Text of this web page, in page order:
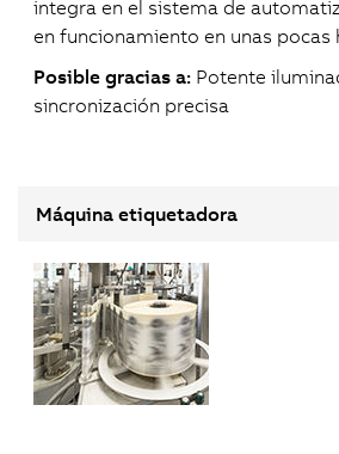
integra en el sistema de
en funcionamiento en unas pocas
Posible gracias a: Potente
sincronización precisa
Máquina etiquetadora